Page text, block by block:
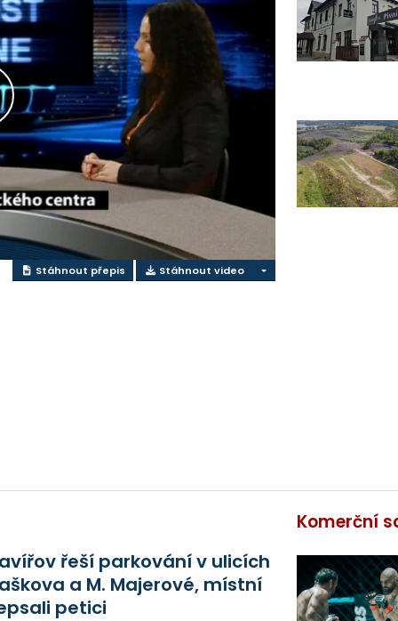
Stáhnout přepis Stáhnout video
řeší parkování v ulicích
a M. Majerové, místní
petici
Komerční